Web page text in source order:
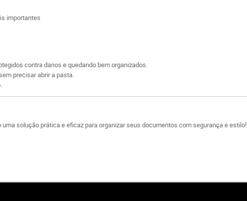
importantes
contra danos e quedando bem organizados.
precisar abrir a pasta.
solução prática e eficaz para organizar seus documentos com segurança e estilo!